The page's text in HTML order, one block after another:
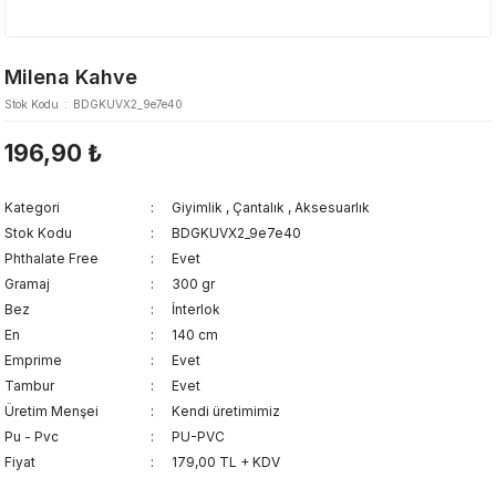
Milena Kahve
Stok Kodu BDGKUVX2_9e7e40
196,90 ₺
Kategori Giyimlik , Çantalık , Aksesuarlık
Stok Kodu
BDGKUVX2_9e7e40
Phthalate Free
Evet
Gramaj
300 gr
Bez
İnterlok
En
140 cm
Emprime
Evet
Tambur
Evet
Üretim Menşei
Kendi üretimimiz
Pu - Pvc
PU-PVC
Fiyat
179,00 TL + KDV